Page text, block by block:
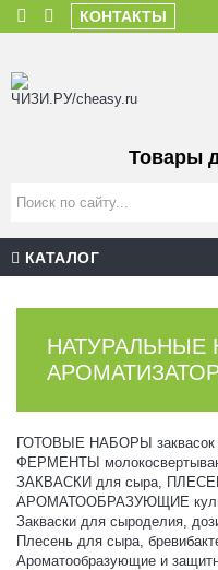
КОНТАКТЫ
Товары
КАТАЛОГ
НАТУРАЛЬНЫЕ
ГОТОВЫЕ НАБОРЫ заквасок
ФЕРМЕНТЫ
ЗАКВАСКИ для сыра,
АРОМАТООБРАЗУЮЩИЕ
Закваски для сыроделия,
Плесень для сыра,
Ароматообразующие и